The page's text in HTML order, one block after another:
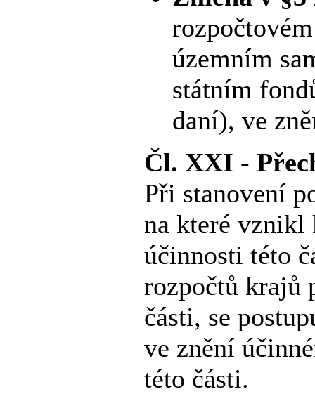
územním
státním
daní), ve
Čl. XXI -
Při stanovení
na které vznikl
účinnosti této
rozpočtů krajů
části, se
ve znění
této části.